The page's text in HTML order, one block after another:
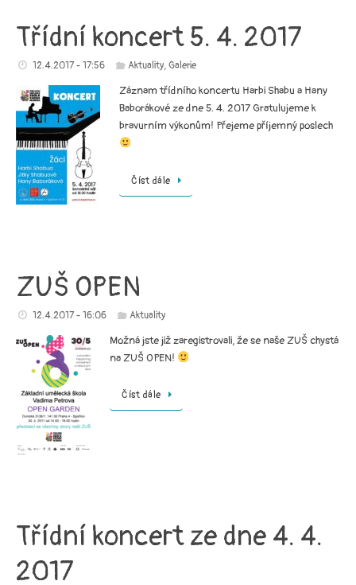
Třídní koncert 5. 4. 2017
12.4.2017 - 17:56 Aktuality,Galerie
Záznam třídního koncertu Harbi Shabu a Hany
Baborákové ze dne 5. 4. 2017 Gratulujeme k
bravurním výkonům! Přejeme příjemný poslech
Číst dále
ZUŠ OPEN
12.4.2017 - 16:06 Aktuality
Možná jste již zaregistrovali, že se naše ZUŠ chystá
na ZUŠ OPEN!
Číst dále
Třídní koncert ze dne 4. 4.
2017